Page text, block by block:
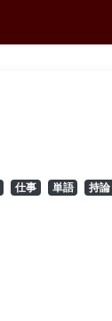
仕事 単語 持論